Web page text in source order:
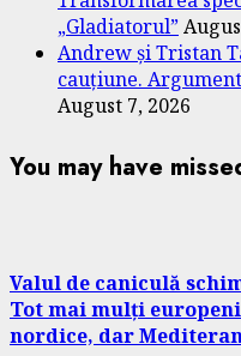
„Gladiatorul”
Andrew și Tristan
cauțiune.
August 7, 2026
You may have
Valul de caniculă
Tot mai mulți
nordice, dar